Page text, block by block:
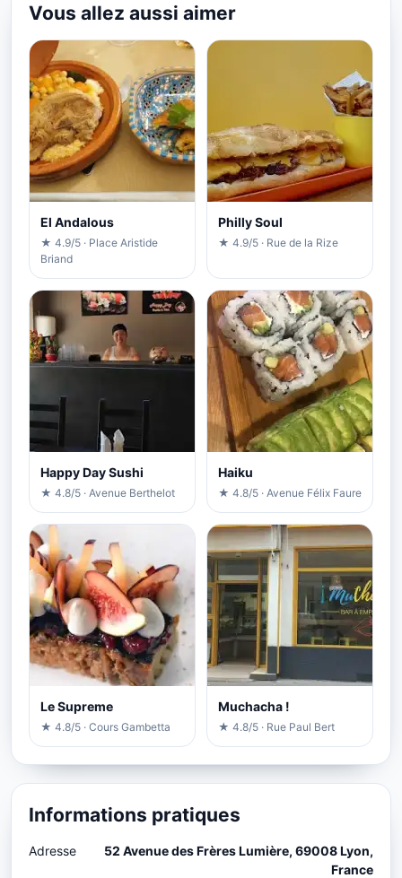
Vous allez aussi aimer
El Andalous
★ 4.9/5 · Place Aristide
Briand
Philly Soul
★ 4.9/5 · Rue de la Rize
Happy Day Sushi
★ 4.8/5 · Avenue Berthelot
Haiku
★ 4.8/5 · Avenue Félix Faure
Le Supreme
★ 4.8/5 · Cours Gambetta
Muchacha !
★ 4.8/5 · Rue Paul Bert
Informations pratiques
Adresse
52 Avenue des Frères Lumière, 69008 Lyon,
France